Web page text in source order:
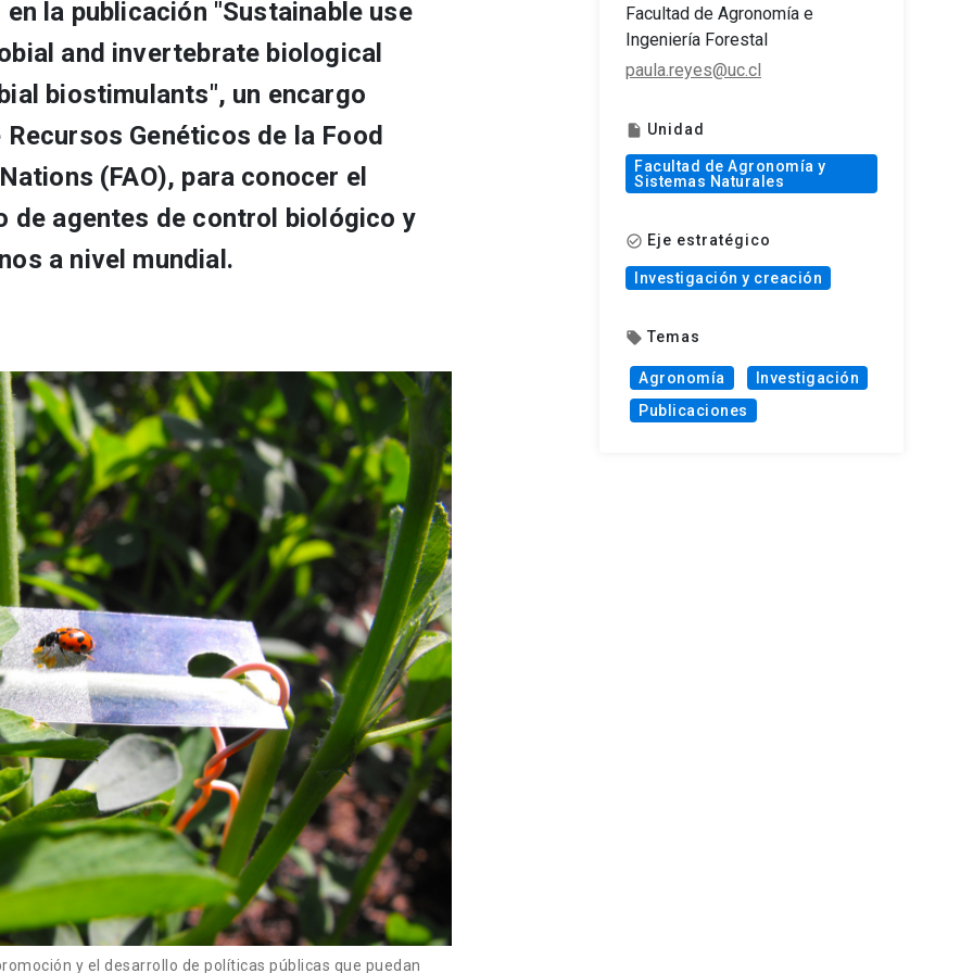
la publicación "Sustainable use
and invertebrate biological
biostimulants", un encargo
Genéticos de la Food
(FAO), para conocer el
de agentes de control biológico y
a nivel mundial.
y el desarrollo de políticas públicas que puedan
Facultad de Agronomía e
Ingeniería Forestal
paula.reyes@uc.cl
insert_drive_file Unidad
Facultad de Agronomía y
Sistemas Naturales
check_circle_outline Eje estratégico
Investigación y creación
local_offer Temas
Agronomía
Investigación
Publicaciones